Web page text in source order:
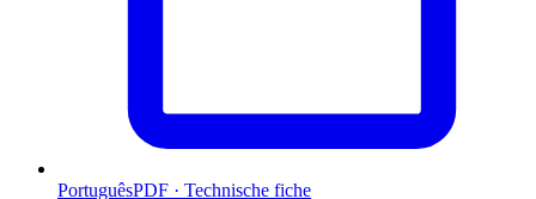
PortuguêsPDF · Technische fiche